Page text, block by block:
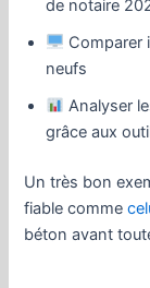
de notaire
Comparer
neufs
Analyser
grâce aux
Un très bon
fiable comme
béton avant